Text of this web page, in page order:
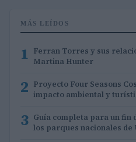
MÁS LEÍDOS
1 Ferran Torres y sus
Martina Hunter
2 Proyecto Four Seasons
impacto ambiental y
3 Guía completa para un fin
los parques nacionales de